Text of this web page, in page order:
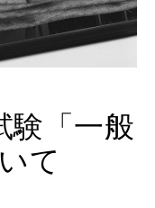
験「一般
て